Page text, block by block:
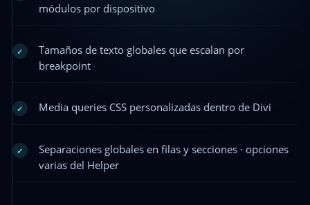
módulos por dispositivo
✓
Tamaños de texto globales que escalan por
breakpoint
✓ Media queries CSS personalizadas dentro de Divi
✓
Separaciones globales en filas y secciones · opciones
varias del Helper